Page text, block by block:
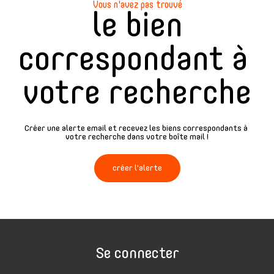
Vous n'avez pas trouvé
le bien
correspondant à
votre recherche
Créer une alerte email et recevez les biens correspondants à
votre recherche dans votre boîte mail !
créer l'alerte
Se connecter